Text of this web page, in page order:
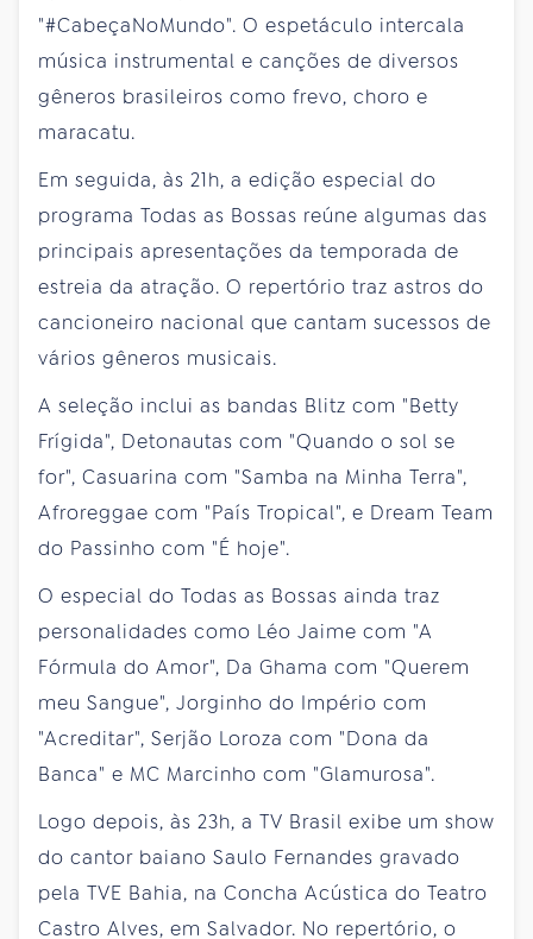
"#CabeçaNoMundo". O espetáculo intercala
música instrumental e canções de diversos
gêneros brasileiros como frevo, choro e
maracatu.
Em seguida, às 21h, a edição especial do
programa Todas as Bossas reúne algumas das
principais apresentações da temporada de
estreia da atração. O repertório traz astros do
cancioneiro nacional que cantam sucessos de
vários gêneros musicais.
A seleção inclui as bandas Blitz com "Betty
Frígida", Detonautas com "Quando o sol se
for", Casuarina com "Samba na Minha Terra",
Afroreggae com "País Tropical", e Dream Team
do Passinho com "É hoje".
O especial do Todas as Bossas ainda traz
personalidades como Léo Jaime com "A
Fórmula do Amor", Da Ghama com "Querem
meu Sangue", Jorginho do Império com
"Acreditar", Serjão Loroza com "Dona da
Banca" e MC Marcinho com "Glamurosa".
Logo depois, às 23h, a TV Brasil exibe um show
do cantor baiano Saulo Fernandes gravado
pela TVE Bahia, na Concha Acústica do Teatro
Castro Alves, em Salvador. No repertório, o